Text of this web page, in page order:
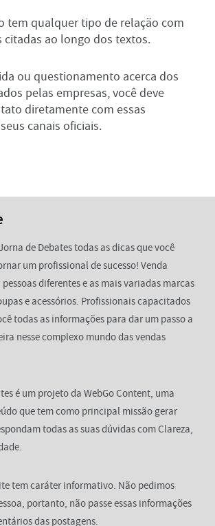
tem qualquer tipo de relação com
citadas ao longo dos textos.
ou questionamento acerca dos
pelas empresas, você deve
diretamente com essas
canais oficiais.
de Debates todas as dicas que você
um profissional de sucesso! Venda
diferentes e as mais variadas marcas
e acessórios. Profissionais capacitados
todas as informações para dar um passo a
nesse complexo mundo das vendas
é um projeto da WebGo Content, uma
que tem como principal missão gerar
todas as suas dúvidas com Clareza,
tem caráter informativo. Não pedimos
portanto, não passe essas informações
das postagens.